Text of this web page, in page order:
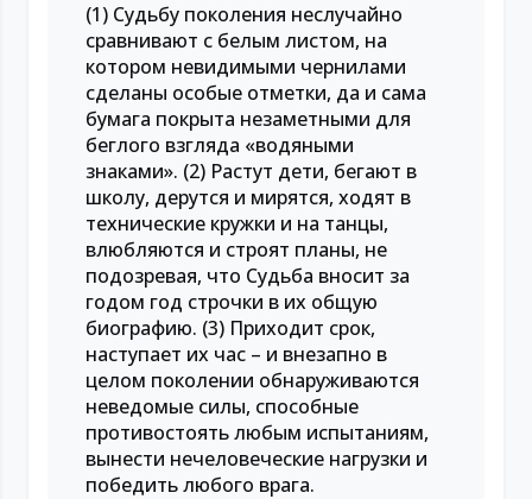
(1) Судьбу поколения неслучайно
сравнивают с белым листом, на
котором невидимыми чернилами
сделаны особые отметки, да и сама
бумага покрыта незаметными для
беглого взгляда «водяными
знаками». (2) Растут дети, бегают в
школу, дерутся и мирятся, ходят в
технические кружки и на танцы,
влюбляются и строят планы, не
подозревая, что Судьба вносит за
годом год строчки в их общую
биографию. (3) Приходит срок,
наступает их час – и внезапно в
целом поколении обнаруживаются
неведомые силы, способные
противостоять любым испытаниям,
вынести нечеловеческие нагрузки и
победить любого врага.